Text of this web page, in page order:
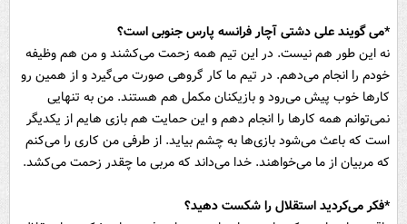
*می گویند علی دشتی آچار فرانسه پارس جنوبی است؟
نه این طور هم نیست. در این تیم همه زحمت می‌کشند و من هم وظیفه
خودم را انجام می‌دهم. در تیم ما کار گروهی صورت می‌گیرد و از همین رو
کار‌ها خوب پیش می‌رود و بازیکنان مکمل هم هستند. من به تنهایی
نمی‌توانم همه کار‌ها را انجام دهم و این حمایت هم بازی هایم از یکدیگر
است که باعث می‌شود بازی‌ها به چشم بیاید. از طرفی من کاری را می‌کنم
که مربیان از ما می‌خواهند. خدا می‌داند که مربی ما چقدر زحمت می‌کشد.
*فکر می‌کردید استقلال را شکست دهید؟